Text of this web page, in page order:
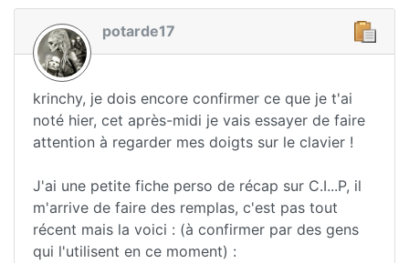
potarde17
krinchy, je dois encore confirmer ce que je t'ai
noté hier, cet après-midi je vais essayer de faire
attention à regarder mes doigts sur le clavier !
J'ai une petite fiche perso de récap sur C.I...P, il
m'arrive de faire des remplas, c'est pas tout
récent mais la voici : (à confirmer par des gens
qui l'utilisent en ce moment) :